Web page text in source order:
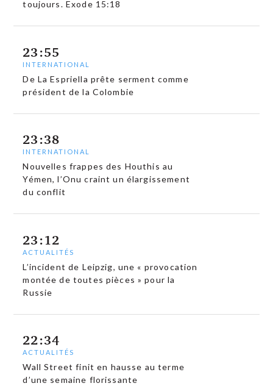
toujours. Exode 15:18
23:55
INTERNATIONAL
De La Espriella prête serment comme
président de la Colombie
23:38
INTERNATIONAL
Nouvelles frappes des Houthis au
Yémen, l’Onu craint un élargissement
du conflit
23:12
ACTUALITÉS
L’incident de Leipzig, une « provocation
montée de toutes pièces » pour la
Russie
22:34
ACTUALITÉS
Wall Street finit en hausse au terme
d’une semaine florissante